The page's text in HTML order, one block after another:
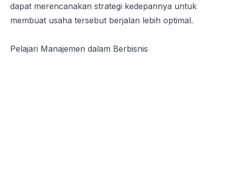
dapat merencanakan strategi kedepannya untuk
membuat usaha tersebut berjalan lebih optimal.
Pelajari Manajemen dalam Berbisnis